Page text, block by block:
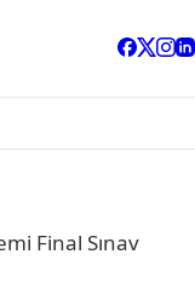
Final Sınav